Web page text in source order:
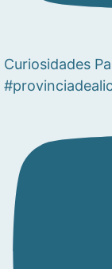
Curiosidades